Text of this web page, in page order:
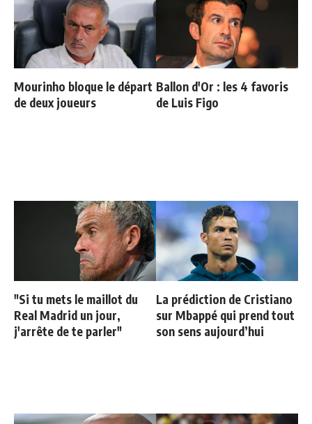
Mourinho bloque le départ
de deux joueurs
Ballon d'Or : les 4 favoris
de Luis Figo
"Si tu mets le maillot du
Real Madrid un jour,
j'arrête de te parler"
La prédiction de Cristiano
sur Mbappé qui prend tout
son sens aujourd’hui